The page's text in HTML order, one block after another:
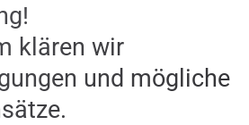
klären wir
und mögliche